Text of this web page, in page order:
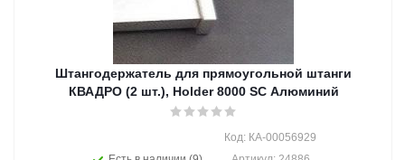
Штангодержатель для прямоугольной штанги
КВАДРО (2 шт.), Holder 8000 SC Алюминий
Код: КА-00056929